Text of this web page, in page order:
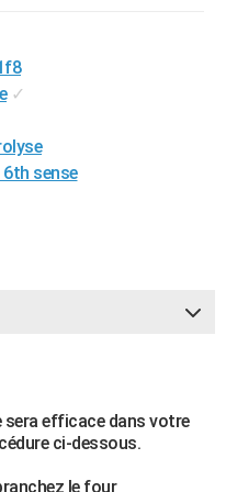
✓
sense
sera efficace dans votre
ci-dessous.
le four